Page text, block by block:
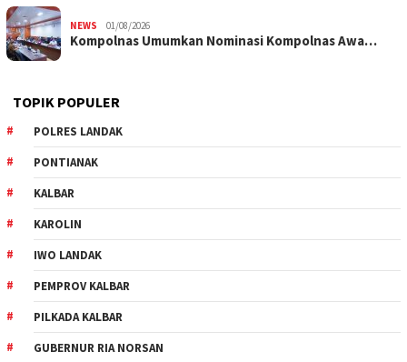
NEWS 01/08/2026
Kompolnas Umumkan Nominasi Kompolnas Awa…
TOPIK POPULER
POLRES LANDAK
PONTIANAK
KALBAR
KAROLIN
IWO LANDAK
PEMPROV KALBAR
PILKADA KALBAR
GUBERNUR RIA NORSAN